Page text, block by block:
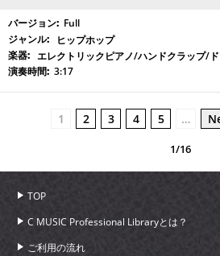
Full
ヒップホップ
エレクトリックピアノ/ハンドクラップ/
3:17
1 2 3 4 5 …
1/16
TOP
C MUSIC Professional Libraryとは？
ご利用の流れ